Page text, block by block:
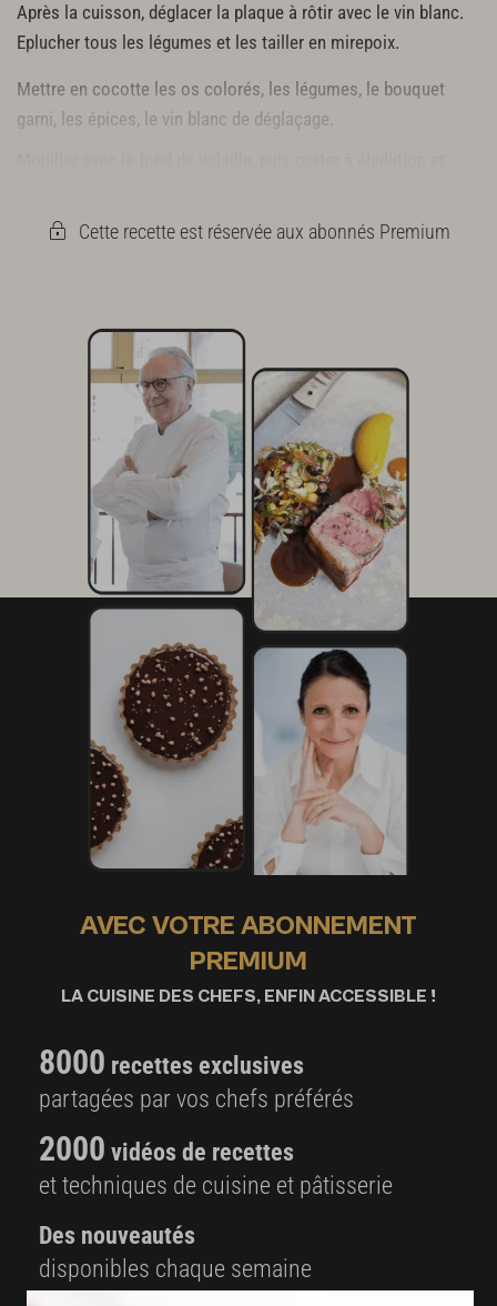
Après la cuisson, déglacer la plaque à rôtir avec le vin blanc.
Eplucher tous les légumes et les tailler en mirepoix.
Mettre en cocotte les os colorés, les légumes, le bouquet
garni, les épices, le vin blanc de déglaçage.
Cette recette est réservée aux abonnés Premium
AVEC VOTRE ABONNEMENT
PREMIUM
LA CUISINE DES CHEFS, ENFIN ACCESSIBLE !
8000 recettes exclusives
partagées par vos chefs préférés
2000 vidéos de recettes
et techniques de cuisine et pâtisserie
Des nouveautés
disponibles chaque semaine